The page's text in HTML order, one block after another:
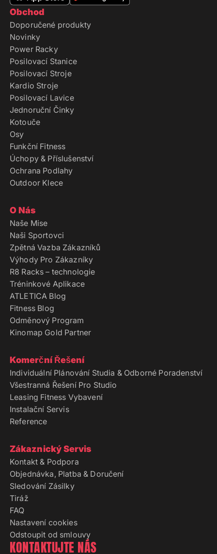
Obchod
Doporučené produkty
Novinky
Power Racky
Posilovací Stanice
Posilovací Stroje
Kardio Stroje
Posilovací Lavice
Jednoruční Činky
Kotouče
Osy
Funkční Fitness
Úchopy & Příslušenství
Ochrana Podlahy
Outdoor Klece
O Nás
Naše Mise
Naši Sportovci
Zpětná Vazba Zákazníků
Výhody Pro Zákazníky
R8 Racks – technologie
Tréninkové Aplikace
ATLETICA Blog
Fitness Blog
Odměnový Program
Kinomap Gold Partner
Komerční Řešení
Individuální Plánování Studia & Odborné Poradenství
Všestranná Řešení Pro Studio
Leasing Fitness Vybavení
Instalační Servis
Reference
Zákaznický Servis
Kontakt & Podpora
Objednávka, Platba & Doručení
Sledování Zásilky
Tiráž
FAQ
Nastavení cookies
Odstoupit od smlouvy
KONTAKTUJTE NÁS